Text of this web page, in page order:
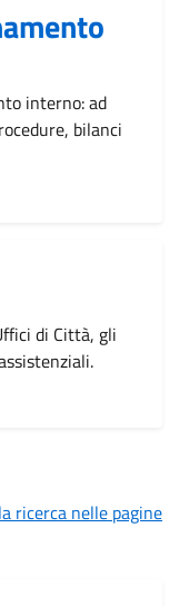
interno: ad
bilanci
di Città, gli
ricerca nelle pagine